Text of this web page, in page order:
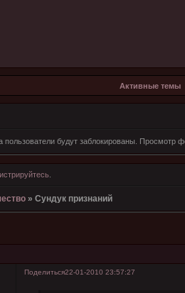
Активные темы
будут заблокированы. Просмотр
.
»Сундук признаний
Поделиться22-01-2010 23:57:27